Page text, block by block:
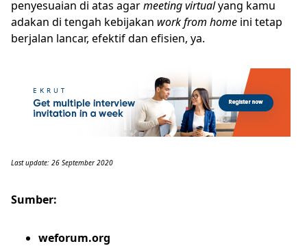
penyesuaian di atas agarmeeting virtualyang kamu
adakan di tengah kebijakan work from home ini tetap
berjalan lancar, efektif dan efisien, ya.
Last update: 26 September 2020
Sumber:
weforum.org